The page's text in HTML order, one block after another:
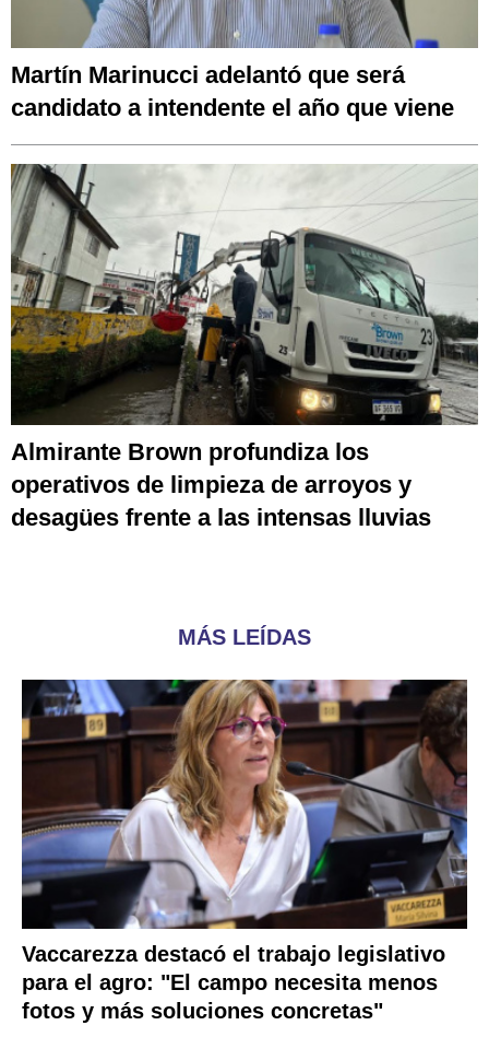
Martín Marinucci adelantó que será
candidato a intendente el año que viene
Almirante Brown profundiza los
operativos de limpieza de arroyos y
desagües frente a las intensas lluvias
MÁS LEÍDAS
Vaccarezza destacó el trabajo legislativo
para el agro: "El campo necesita menos
fotos y más soluciones concretas"